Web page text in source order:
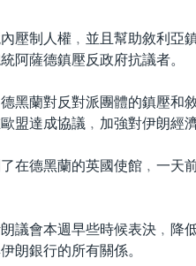
壓制人權﹐並且幫助敘利亞
阿薩德鎮壓反政府抗議者。
黑蘭對反對派團體的鎮壓和
盟達成協議﹐加強對伊朗經濟
在德黑蘭的英國使館﹐一天
議會本週早些時候表決﹐降
朗銀行的所有關係。